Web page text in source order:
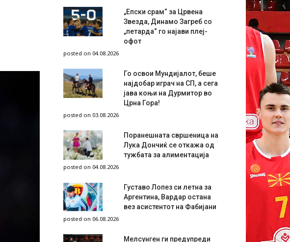
„Епски срам“ за Црвена
Звезда, Динамо Загреб со
„петарда“ го најави плеј-
офот
posted on 04.08.2026
Го освои Мундијалот, беше
најдобар играч на СП, а сега
јава коњи на Дурмитор во
Црна Гора!
posted on 03.08.2026
Поранешната свршеница на
Лука Дончиќ се откажа од
тужбата за алиментација
posted on 04.08.2026
Густаво Лопез си летна за
Аргентина, Вардар остана
вез асистентот на Фабијани
posted on 06.08.2026
Мелсунген ги предупреди